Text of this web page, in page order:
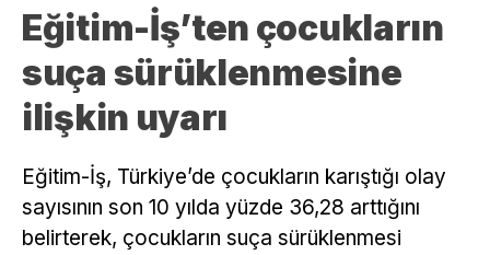
Eğitim-İş’ten çocukların
suça sürüklenmesine
ilişkin uyarı
Eğitim-İş, Türkiye’de çocukların karıştığı olay
sayısının son 10 yılda yüzde 36,28 arttığını
belirterek, çocukların suça sürüklenmesi